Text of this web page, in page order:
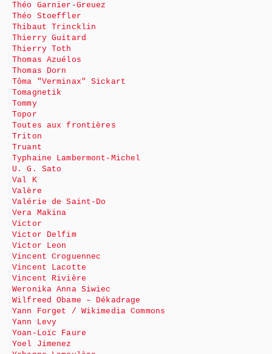
Théo Garnier-Greuez
Théo Stoeffler
Thibaut Trincklin
Thierry Guitard
Thierry Toth
Thomas Azuélos
Thomas Dorn
Tôma "Verminax" Sickart
Tomagnetik
Tommy
Topor
Toutes aux frontières
Triton
Truant
Typhaine Lambermont-Michel
U. G. Sato
Val K
Valère
Valérie de Saint-Do
Vera Makina
Victor
Victor Delfim
Victor Leon
Vincent Croguennec
Vincent Lacotte
Vincent Rivière
Weronika Anna Siwiec
Wilfreed Obame – Dékadrage
Yann Forget / Wikimedia Commons
Yann Levy
Yoan-Loïc Faure
Yoel Jimenez